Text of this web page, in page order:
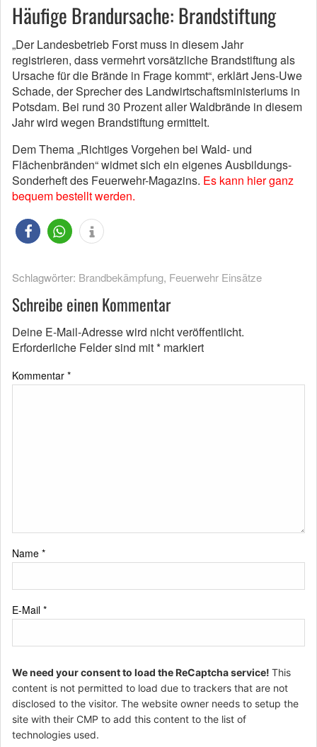
Häufige Brandursache: Brandstiftung
„Der Landesbetrieb Forst muss in diesem Jahr
registrieren, dass vermehrt vorsätzliche Brandstiftung als
Ursache für die Brände in Frage kommt“, erklärt Jens-Uwe
Schade, der Sprecher des Landwirtschaftsministeriums in
Potsdam. Bei rund 30 Prozent aller Waldbrände in diesem
Jahr wird wegen Brandstiftung ermittelt.
Dem Thema „Richtiges Vorgehen bei Wald- und
Flächenbränden“ widmet sich ein eigenes Ausbildungs-
Sonderheft des Feuerwehr-Magazins. Es kann hier ganz
bequem bestellt werden.
Schlagwörter: Brandbekämpfung, Feuerwehr Einsätze
Schreibe einen Kommentar
Deine E-Mail-Adresse wird nicht veröffentlicht.
Erforderliche Felder sind mit* markiert
Kommentar *
Name *
E-Mail *
We need your consent to load the ReCaptcha service! This
content is not permitted to load due to trackers that are not
disclosed to the visitor. The website owner needs to setup the
site with their CMP to add this content to the list of
technologies used.